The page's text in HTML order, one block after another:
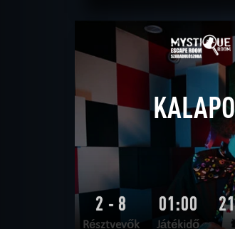
SZABADULNI AKAROK |
2 - 8
Résztvevők
01:00
Játékidő